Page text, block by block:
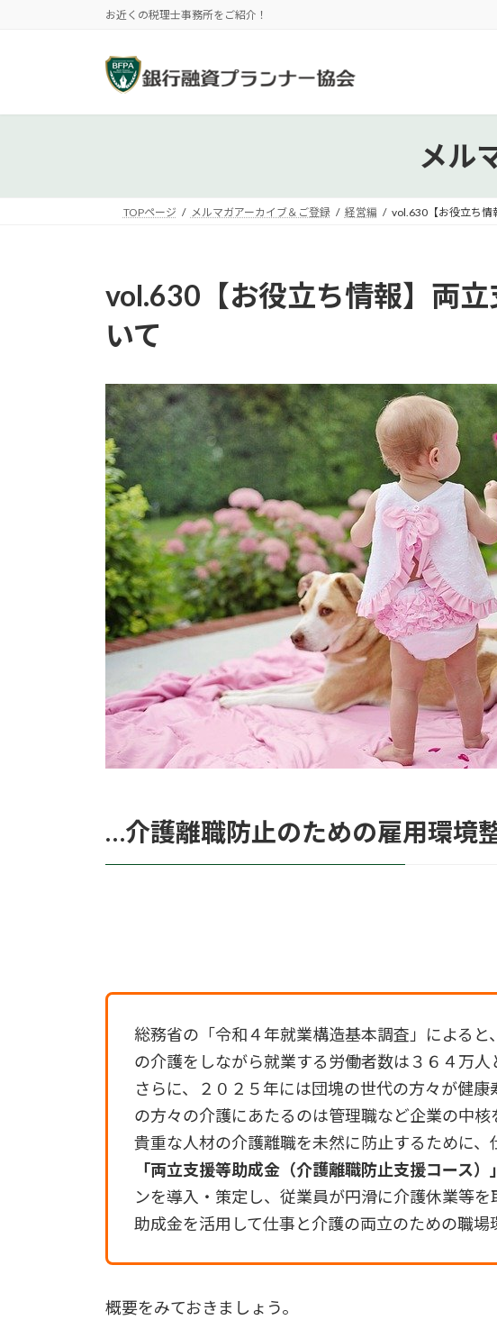
へ
ョ
お近くの税理士事務所をご紹介！
メル
TOPページ メルマガアーカイブ＆ご登録 経営編 vol.630【お役立ち情
vol.630【お役立ち情報】両
いて
…介護離職防止のための雇用環境
総務省の「令和４年就業構造基本調査」による
の介護をしながら就業する労働者数は３６４万人
さらに、２０２５年には団塊の世代の方々が健
の方々の介護にあたるのは管理職など企業の中核
貴重な人材の介護離職を未然に防止するために
「両立支援等助成金（介護離職防止支援コース）」
ンを導入・策定し、従業員が円滑に介護休業等
助成金を活用して仕事と介護の両立のための職場
概要をみておきましょう。